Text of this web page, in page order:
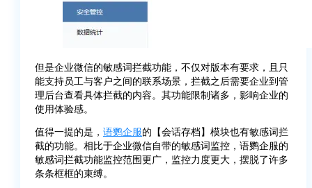
但是企业微信的敏感词拦截功能，不仅对版本有要求，且只
能支持员工与客户之间的联系场景，拦截之后需要企业到管
理后台查看具体拦截的内容。其功能限制诸多，影响企业的
使用体验感。
值得一提的是， 语鹦企服的【会话存档】模块也有敏感词拦
截的功能。相比于企业微信自带的敏感词监控，语鹦企服的
敏感词拦截功能监控范围更广，监控力度更大，摆脱了许多
条条框框的束缚。